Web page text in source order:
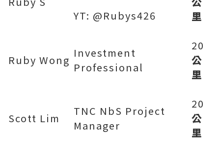
YT: @Rubys426
里
Ruby Wong
Investment
Professional
20
公
里
Scott Lim
TNC NbS Project
Manager
20
公
里